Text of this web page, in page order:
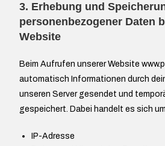
3. Erhebung und
personenbezogener Daten
Website
Beim Aufrufen unserer Website
automatisch Informationen durch
unseren Server gesendet und
gespeichert. Dabei handelt es sich
IP-Adresse